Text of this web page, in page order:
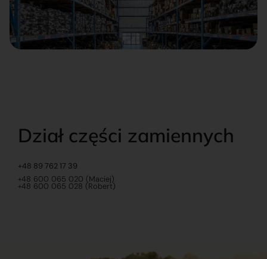
Dział części zamiennych
+48 89 762 17 39
+48 600 065 020 (Maciej)
+48 600 065 028 (Robert)